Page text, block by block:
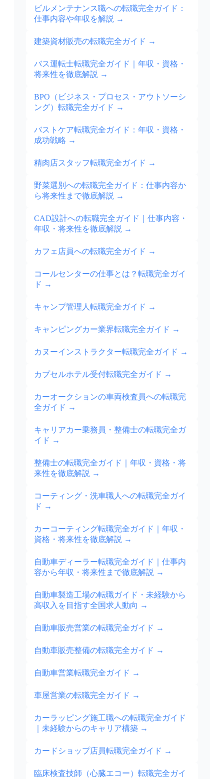
ビルメンテナンス職への転職完全ガイド：
仕事内容や年収を解説 →
建築資材販売の転職完全ガイド →
バス運転士転職完全ガイド｜年収・資格・
将来性を徹底解説 →
BPO（ビジネス・プロセス・アウトソーシ
ング）転職完全ガイド →
バストケア転職完全ガイド：年収・資格・
成功戦略 →
精肉店スタッフ転職完全ガイド →
野菜選別への転職完全ガイド：仕事内容か
ら将来性まで徹底解説 →
CAD設計への転職完全ガイド｜仕事内容・
年収・将来性を徹底解説 →
カフェ店員への転職完全ガイド →
コールセンターの仕事とは？転職完全ガイ
ド →
キャンプ管理人転職完全ガイド →
キャンピングカー業界転職完全ガイド →
カヌーインストラクター転職完全ガイド →
カプセルホテル受付転職完全ガイド →
カーオークションの車両検査員への転職完
全ガイド →
キャリアカー乗務員・整備士の転職完全ガ
イド →
整備士の転職完全ガイド｜年収・資格・将
来性を徹底解説 →
コーティング・洗車職人への転職完全ガイ
ド →
カーコーティング転職完全ガイド｜年収・
資格・将来性を徹底解説 →
自動車ディーラー転職完全ガイド｜仕事内
容から年収・将来性まで徹底解説 →
自動車製造工場の転職ガイド・未経験から
高収入を目指す全国求人動向 →
自動車販売営業の転職完全ガイド →
自動車販売整備の転職完全ガイド →
自動車営業転職完全ガイド →
車屋営業の転職完全ガイド →
カーラッピング施工職への転職完全ガイド
｜未経験からのキャリア構築 →
カードショップ店員転職完全ガイド →
臨床検査技師（心臓エコー）転職完全ガイ